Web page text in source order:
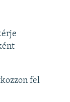
fel